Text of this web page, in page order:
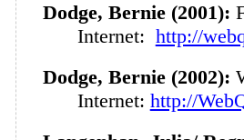
Dodge, Bernie (2001):
Internet: http://
Dodge, Bernie (2002):
Internet: http://